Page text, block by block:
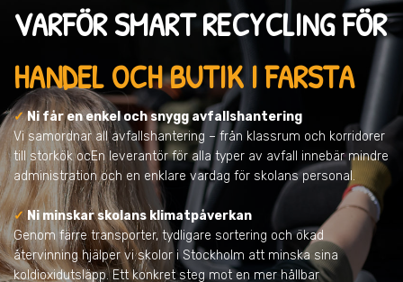
VARFÖR SMART RECYCLING FÖR
HANDEL OCH BUTIK I FARSTA
✓Ni får en enkel och snygg avfallshantering
Vi samordnar all avfallshantering – från klassrum och korridorer
till storkök ocEn leverantör för alla typer av avfall innebär mindre
administration och en enklare vardag för skolans personal.
✓ Ni minskar skolans klimatpåverkan
Genom färre transporter, tydligare sortering och ökad
återvinning hjälper vi skolor i Stockholm att minska sina
koldioxidutsläpp. Ett konkret steg mot en mer hållbar